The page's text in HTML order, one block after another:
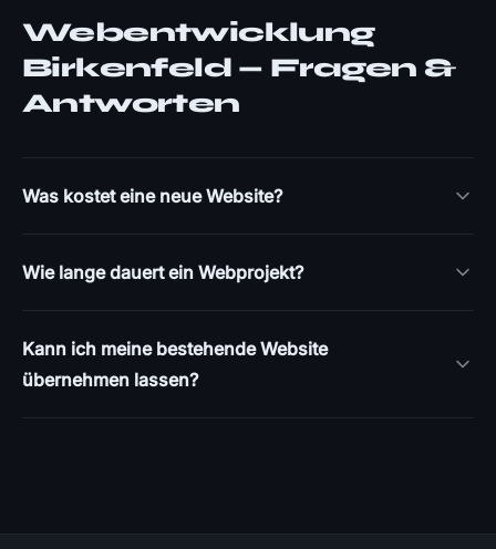
Webentwicklung
Birkenfeld — Fragen &
Antworten
Was kostet eine neue Website?
Wie lange dauert ein Webprojekt?
Kann ich meine bestehende Website
übernehmen lassen?